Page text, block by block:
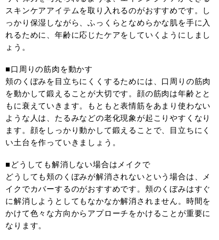
スキンケアアイテムを取り入れるのがおすすめです。し
っかり保湿しながら、ふっくらとなめらかな肌を手に入
れるために、年齢に応じたケアをしていくようにしまし
ょう。
■口周りの筋肉を動かす
頬のくぼみを目立ちにくくするためには、口周りの筋肉
を動かして鍛えることが大切です。顔の筋肉は年齢とと
もに衰えていきます。もともと表情筋をあまり使わない
ような人は、たるみなどの老化現象が起こりやすくなり
ます。顔をしっかり動かして鍛えることで、目立ちにく
い土台を作っていきましょう。
■どうしても解消しない場合はメイクで
どうしても頬のくぼみが解消されないという場合は、メ
イクでカバーするのがおすすめです。頬のくぼみはすぐ
に解消しようとしてもなかなか解消されません。時間を
かけて色々な方向からアプローチをかけることが重要に
なります。